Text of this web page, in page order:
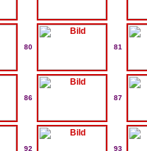
80 81
86 87
92 93